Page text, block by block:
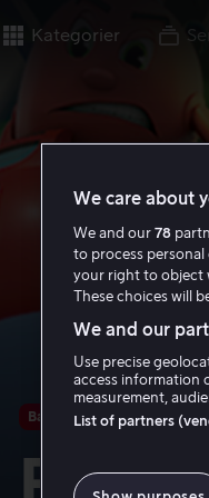
Kategorier
Bare hos oss
Pac-
We care about
We and our 78
to process personal
your right to object
These choices will
We and our
Use precise
access information
measurement,
List of partners